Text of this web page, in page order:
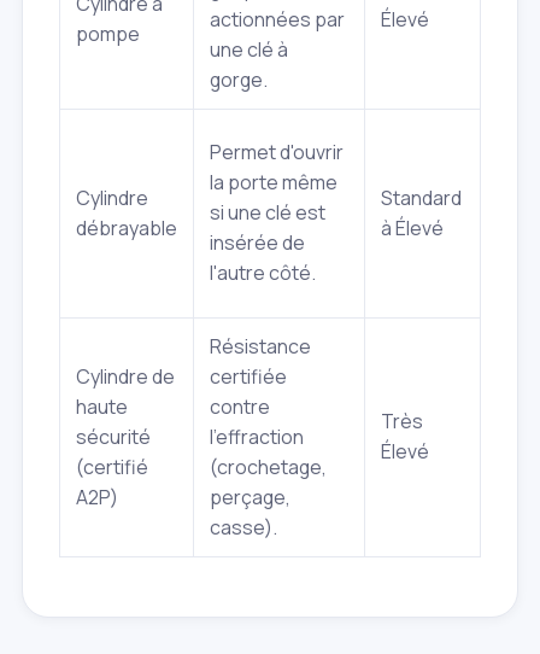
pompe
actionnées par
une clé à
gorge.
Élevé
Cylindre
débrayable
Permet d'ouvrir
la porte même
si une clé est
insérée de
l'autre côté.
Standard
à Élevé
Cylindre de
haute
sécurité
(certifié
A2P)
Résistance
certifiée
contre
l'effraction
(crochetage,
perçage,
casse).
Très
Élevé